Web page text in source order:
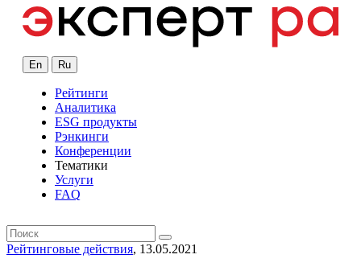
En Ru
Рейтинги
Аналитика
ESG продукты
Рэнкинги
Конференции
Тематики
Услуги
FAQ
Рейтинговые действия, 13.05.2021